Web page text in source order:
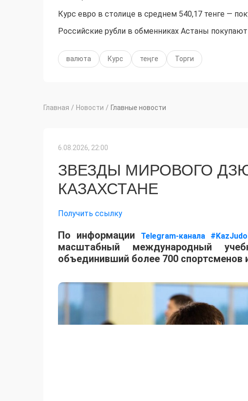
Курс евро в столице в среднем 540,17 тенге —
Российские рубли в обменниках Астаны
валюта Курс теңге Торги
Главная / Новости / Главные новости
6.08.2026, 22:00
ЗВЕЗДЫ МИРОВОГО
КАЗАХСТАНЕ
Получить ссылку
По информации Telegram-канала
масштабный международный
объединивший более 700 спортсменов